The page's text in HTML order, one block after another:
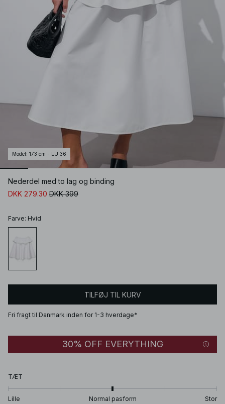
Model : 173 cm - EU 36
Nederdel med to lag og binding
DKK 279.30 DKK 399
Farve: Hvid
TILFØJ TIL KURV
Fri fragt til Danmark inden for 1-3 hverdage*
30% OFF EVERYTHING
TÆT
Lille Normal pasform Stor